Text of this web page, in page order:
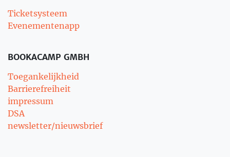
Ticketsysteem
Evenementenapp
BOOKACAMP GMBH
Toegankelijkheid
Barrierefreiheit
impressum
DSA
newsletter/nieuwsbrief